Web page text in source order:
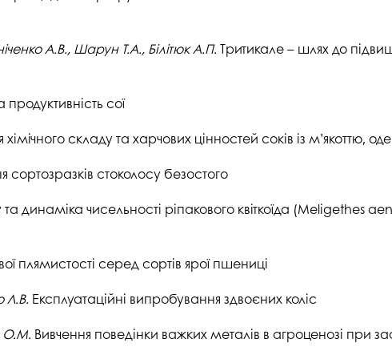
індустрії
ПДАУ
Волонтерський центр "ПУЛЬС"
Спорт
Працевлаштування
Відділ практики і сприяння
працевлаштуванню
Неформальна
Академічна
освіти
А.В., Шарун Т.А., Білітюк А.П. Тритикале – шлях до
сої
складу та харчових цінностей соків із м’якоттю,
стоколосу безостого
динаміка чисельності ріпакового квіткоїда (Meligethes
плямистості серед сортів ярої пшениці
Л.В. Експлуатаційні випробування здвоєних коліс
О.М. Вивчення поведінки важких металів в агроценозі при